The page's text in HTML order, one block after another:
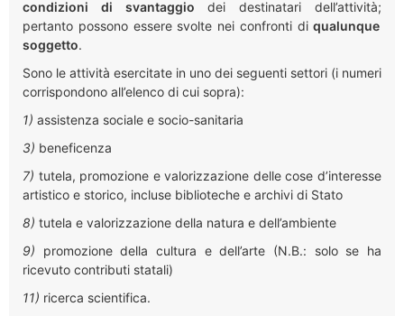
condizioni di svantaggio dei destinatari dell’attività;
pertanto possono essere svolte nei confronti diqualunque
soggetto.
Sono le attività esercitate in uno dei seguenti settori (i numeri
corrispondono all’elenco di cui sopra):
1) assistenza sociale e socio-sanitaria
3) beneficenza
7) tutela, promozione e valorizzazione delle cose d’interesse
artistico e storico, incluse biblioteche e archivi di Stato
8) tutela e valorizzazione della natura e dell’ambiente
9) promozione della cultura e dell’arte (N.B.: solo se ha
ricevuto contributi statali)
11) ricerca scientifica.